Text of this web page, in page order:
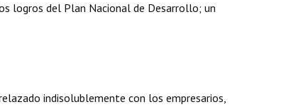
logros del Plan Nacional de Desarrollo; un
indisolublemente con los empresarios,